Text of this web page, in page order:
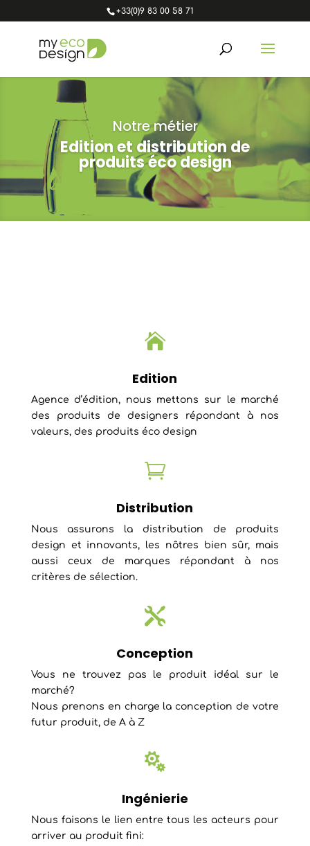
+33(0)9 83 00 58 71
Notre métier
Edition et distribution de
produits éco design

Edition
Agence d’édition, nous mettons sur le marché
des produits de designers répondant à nos
valeurs, des produits éco design

Distribution
Nous assurons la distribution de produits
design et innovants, les nôtres bien sûr, mais
aussi ceux de marques répondant à nos
critères de sélection.

Conception
Vous ne trouvez pas le produit idéal sur le
marché?
Nous prenons en charge la conception de votre
futur produit, de A à Z

Ingénierie
Nous faisons le lien entre tous les acteurs pour
arriver au produit fini: